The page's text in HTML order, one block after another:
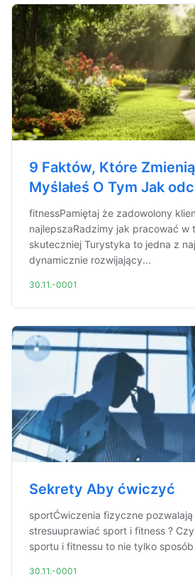
9 Faktów, Które
Myślałeś O Tym Jak
fitnessPamiętaj że zadowolony
najlepszaRadzimy jak pracować w
skuteczniej Turystyka to jedna z
dynamicznie rozwijający...
30.11.-0001
Sekrety Aby ćwiczyć
sportĆwiczenia fizyczne
stresuuprawiać sport i fitness ?
sportu i fitnessu to nie tylko
30.11.-0001